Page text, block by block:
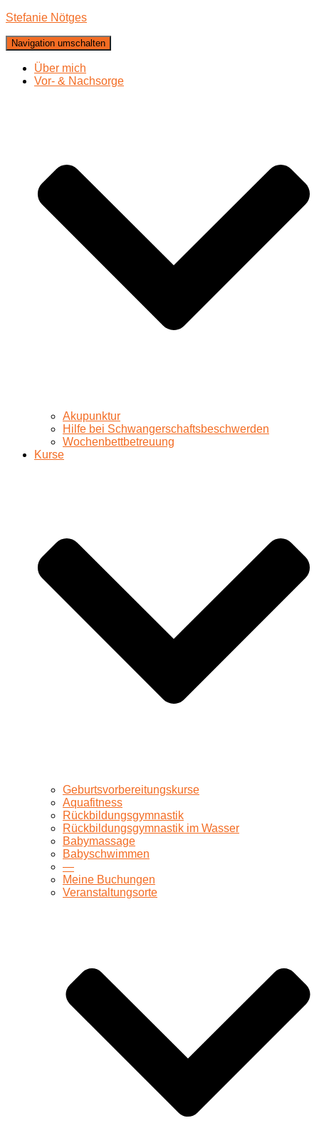
Stefanie Nötges
Navigation umschalten
Über mich
Vor- & Nachsorge
Akupunktur
Hilfe bei Schwangerschaftsbeschwerden
Wochenbettbetreuung
Kurse
Geburtsvorbereitungskurse
Aquafitness
Rückbildungsgymnastik
Rückbildungsgymnastik im Wasser
Babymassage
Babyschwimmen
—
Meine Buchungen
Veranstaltungsorte